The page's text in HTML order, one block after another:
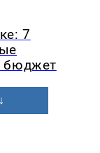
7
бюджет